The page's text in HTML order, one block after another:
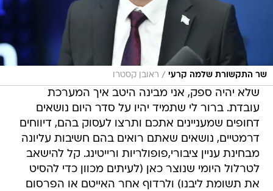
שר התקשורת שלמה קרעי / ראובן קסטרו
שלא יהיה ספק, אני מבינה היטב איך המערכת
עובדת. ברור לי שתמיד יהיו על סדר היום נושאים
דחופים שמעניינים אתכם ותרצו לעסוק בהם, דיווחים
דרמטיים, נושאים שאתם רואים בהם חשיבות עליונה
מבחינת עניין ציבורי,פופולריות ורייטינג. קל להישאב
לטרלול היומי שנוצר כאן (לעיתים מכוון כדי להסיט
את תשומת ליבנו) ולרדוף אחר האייטם או הפרסום